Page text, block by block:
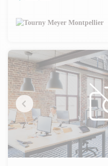
Tourny Meyer vous présente
alliant fonctionnalité et
cadre de travail agréable et
installer votre activité.
Disponible à la vente
s'adapte à vos projets
Idéale activité tertiaire.
Contactez-nous pour en
atouts indéniables.